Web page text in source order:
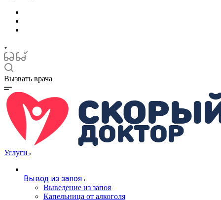
Вызвать врача
Услуги
Вывод из запоя
Выведение из запоя
Капельница от алкоголя